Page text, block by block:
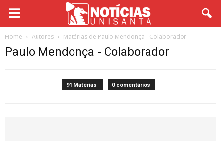
Home Autores Matérias de Paulo Mendonça - Colaborador
Paulo Mendonça - Colaborador
91 Matérias 0 comentários